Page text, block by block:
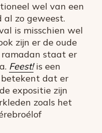
wel van een
al zo geweest.
is misschien wel
zijn er de oude
staat er
Feest!is een
dat er
expositie zijn
zoals het